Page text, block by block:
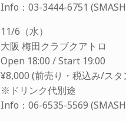
Info：03-3444-6751
11/6（水）
大阪 梅田クラブクアトロ
Open 18:00 / Start 19:00
¥8,000 (前売り・税込み/スタ
※ドリンク代別途
Info：06-6535-5569